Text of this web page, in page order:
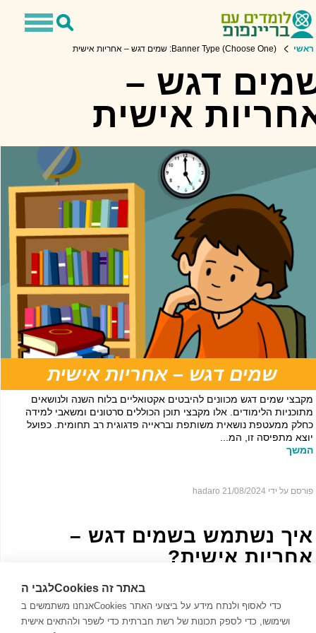
Toggle
Toggle
ראשי Banner Type (Choose One): שמים דגש – אחריות אישית
דגש –
אישית
שמים דגש – אחריות אישית
איך נשתמש בשמים דגש –
אחריות אישית?
פורסם על ידי hadaro 21/08/2024
מקבצי שמים דגש מכוונים להיבטים אקטואליים בלוח השנה ולנושאים
מתוכניות הלימודים. אלו מקבצי תוכן הכוללים סרטונים ומשאבי למידה
כחלק ממעטפת נושאית משותפת ובראייה פדגוגית רב תחומית. כפועל
יוצא מתפיסה זו, המ...
המשך
לגבי הCookies באתר זה
אנחנו משתמשים בCookies כדי לאסוף ולנתח מידע על ביצועי האתר
ושימושו, כדי לספק תכונות של רשת חברתית כדי לשפר ולהתאים אישית